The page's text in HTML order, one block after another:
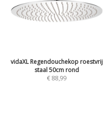
vidaXL Regendouchekop roestvrij
staal 50cm rond
€ 88,99